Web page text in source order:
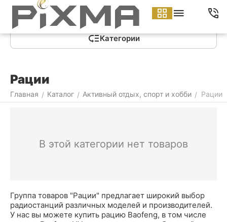
Категории
Рации
Главная / Каталог / Активный отдых, спорт и хобби / Рации
Группа товаров "Рации" предлагает широкий выбор
радиостанций различных моделей и производителей.
У нас вы можете купить рацию Baofeng, в том числе
В этой категории нет товаров
Меню Найти Корзина Аккаунт